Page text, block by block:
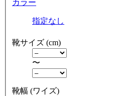
カラー
指定なし
靴サイズ (cm)
〜
靴幅 (ワイズ)